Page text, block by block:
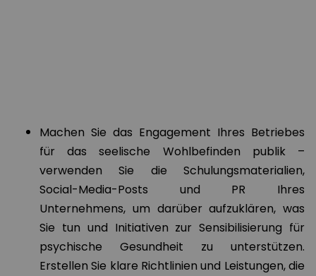
Machen Sie das Engagement Ihres Betriebes
für das seelische Wohlbefinden publik –
verwenden Sie die Schulungsmaterialien,
Social-Media-Posts und PR Ihres
Unternehmens, um darüber aufzuklären, was
Sie tun und Initiativen zur Sensibilisierung für
psychische Gesundheit zu unterstützen.
Erstellen Sie klare Richtlinien und Leistungen, die